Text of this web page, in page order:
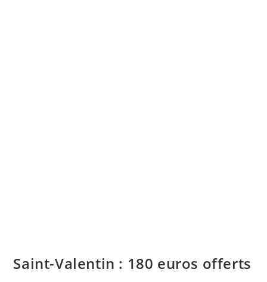
Saint-Valentin : 180 euros offerts